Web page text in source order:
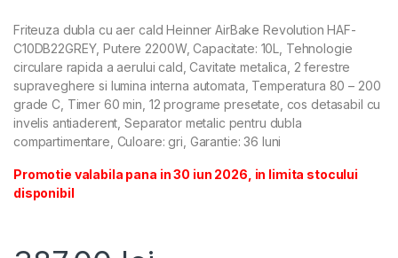
Friteuza dubla cu aer cald Heinner AirBake Revolution HAF-
C10DB22GREY, Putere 2200W, Capacitate: 10L, Tehnologie
circulare rapida a aerului cald, Cavitate metalica, 2 ferestre
supraveghere si lumina interna automata, Temperatura 80 – 200
grade C, Timer 60 min, 12 programe presetate, cos detasabil cu
invelis antiaderent, Separator metalic pentru dubla
compartimentare, Culoare: gri, Garantie: 36 luni
Promotie valabila pana in 30 iun 2026, in limita stocului
disponibil